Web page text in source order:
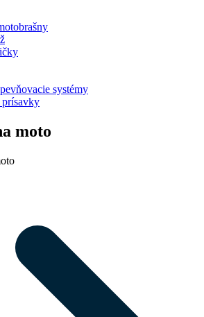
systémy
moto